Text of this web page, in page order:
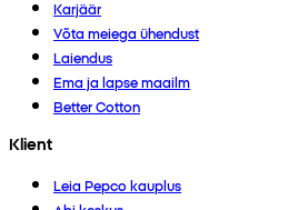
Karjäär
Võta meiega ühendust
Laiendus
Ema ja lapse maailm
Better Cotton
Klient
Leia Pepco kauplus